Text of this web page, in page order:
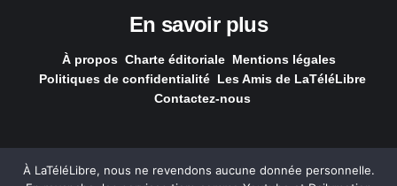
En savoir plus
À propos Charte éditoriale Mentions légales
Politiques de confidentialité Les Amis de LaTéléLibre
Contactez-nous
À LaTéléLibre, nous ne revendons aucune donnée personnelle.